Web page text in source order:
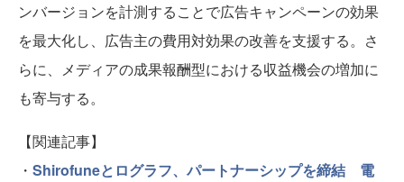
ンバージョンを計測することで広告キャンペーンの効果
を最大化し、広告主の費用対効果の改善を支援する。さ
らに、メディアの成果報酬型における収益機会の増加に
も寄与する。
【関連記事】
・ Shirofuneとログラフ、パートナーシップを締結 電